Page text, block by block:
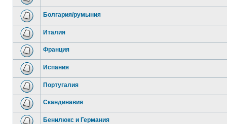
Болгария/румыния
Италия
Франция
Испания
Португалия
Скандинавия
Бенилюкс и Германия